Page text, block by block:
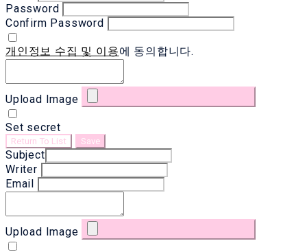
Password
Confirm Password
개인정보 수집 및 이용에 동의합니다.
Upload Image
Set secret
Return To List Save
Subject
Writer
Email
Upload Image